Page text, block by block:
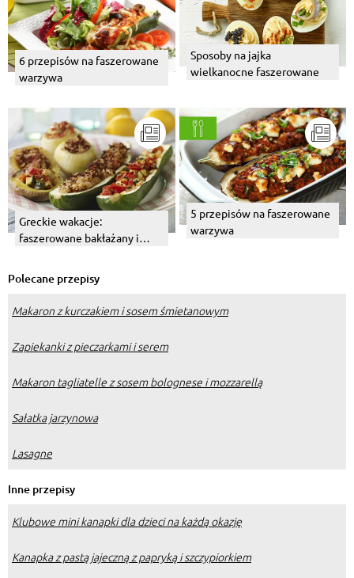
6 przepisów na faszerowane
warzywa
Sposoby na jajka
wielkanocne faszerowane
Greckie wakacje:
faszerowane bakłażany i
5 przepisów na faszerowane
warzywa
Polecane przepisy
Makaron z kurczakiem i sosem śmietanowym
Zapiekanki z pieczarkami i serem
Makaron tagliatelle z sosem bolognese i mozzarellą
Sałatka jarzynowa
Lasagne
Inne przepisy
Klubowe mini kanapki dla dzieci na każdą okazję
Kanapka z pastą jajeczną z papryką i szczypiorkiem